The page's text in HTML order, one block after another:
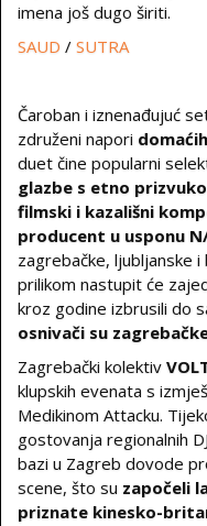
imena još dugo širiti.
SAUD / SUTRA
Čaroban i iznenađujuć
združeni napori
duet čine popularni
glazbe s etno
filmski i kazališni
producent u usponu N/
zagrebačke, ljubljanske
prilikom nastupit će
kroz godine izbrusili do
osnivači su
Zagrebački kolektiv
klupskih evenata s
Medikinom Attacku.
gostovanja regionalnih
bazi u Zagreb dovode
scene, što su započeli
priznate kinesko-